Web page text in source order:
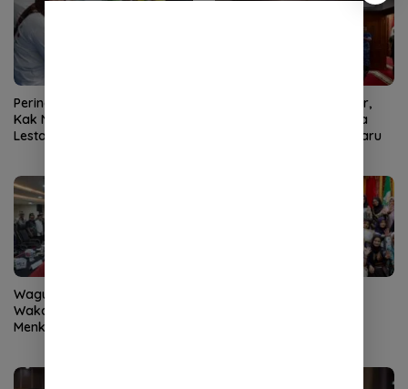
Peringati Hari Anak Nasional,
Kak Na Ajak Anak Aceh
Lestarikan Permainan
Transisi Darurat Berakhir,
Mualem dan Forkopimda
Akan Tetapkan Status Baru
Wagub Aceh Bahas Status
Wakaf Blangpadang dengan
Menko Kumham Imipas